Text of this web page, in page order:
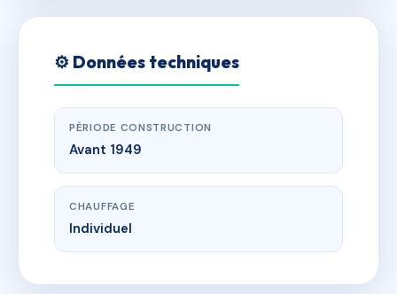
⚙️ Données techniques
PÉRIODE CONSTRUCTION
Avant 1949
CHAUFFAGE
Individuel